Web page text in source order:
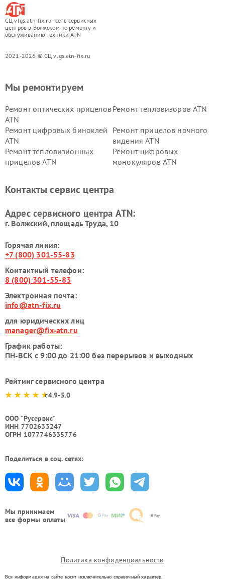
СЦ vlgs.atn-fix.ru - сеть сервисных
центров в Волжском по ремонту и
обслуживанию техники ATN
2021-2026 © СЦ vlgs.atn-fix.ru
Мы принимаем
все формы оплаты
Мы ремонтируем
Ремонт оптических прицелов
ATN
Ремонт тепловизоров ATN
Ремонт цифровых биноклей
ATN
Ремонт прицелов ночного
видения ATN
Ремонт тепловизионных
прицелов ATN
Ремонт цифровых
монокуляров ATN
Контакты сервис центра
Адрес сервисного центра ATN:
г. Волжский, площадь Труда, 10
Горячая линия:
+7 (800) 301-55-83
Контактный телефон:
8 (800) 301-55-83
Электронная почта:
info@atn-fix.ru
для юридических лиц
manager@fix-atn.ru
График работы:
ПН-ВСК с 9:00 до 21:00 без перерывов и выходных
Рейтинг сервисного центра
4.9-5.0
ООО "Русервис"
ИНН 7702633247
ОГРН 1077746335776
Поделиться в соц. сетях:
Политика конфиденциальности
Вся информация на сайте носит исключительно справочный характер.